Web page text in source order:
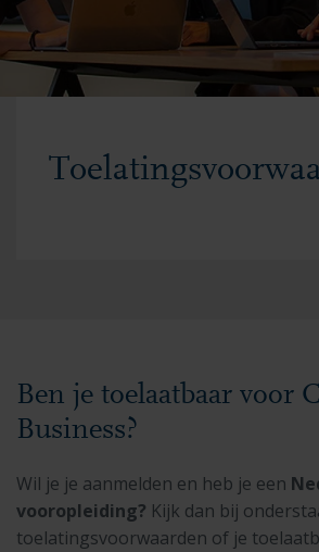
Ben je toelaatbaar voor
Business?
Wil je je aanmelden en heb je een
vooropleiding? Kijk dan bij
toelatingsvoorwaarden of je